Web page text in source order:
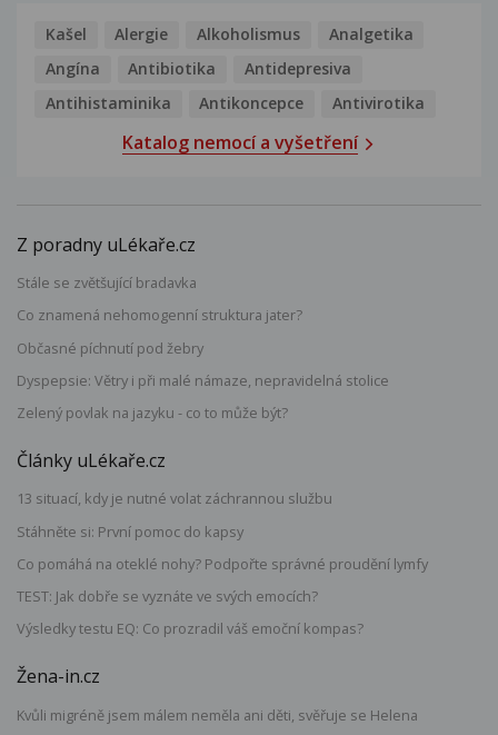
Kašel Alergie Alkoholismus
Analgetika
Angína
Antibiotika
Antidepresiva
Antihistaminika
Antikoncepce Antivirotika
Katalog nemocí a vyšetření
Z poradny uLékaře.cz
Stále se zvětšující bradavka
Co znamená nehomogenní struktura jater?
Občasné píchnutí pod žebry
Dyspepsie: Větry i při malé námaze, nepravidelná stolice
Zelený povlak na jazyku - co to může být?
Články uLékaře.cz
13 situací, kdy je nutné volat záchrannou službu
Stáhněte si: První pomoc do kapsy
Co pomáhá na oteklé nohy? Podpořte správné proudění lymfy
TEST: Jak dobře se vyznáte ve svých emocích?
Výsledky testu EQ: Co prozradil váš emoční kompas?
Žena-in.cz
Kvůli migréně jsem málem neměla ani děti, svěřuje se Helena